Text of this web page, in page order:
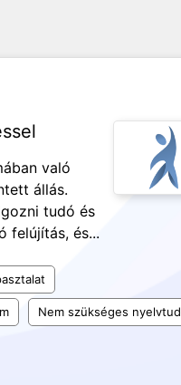
való
állás.
tudó és
felújítás, és...
Nem szükséges